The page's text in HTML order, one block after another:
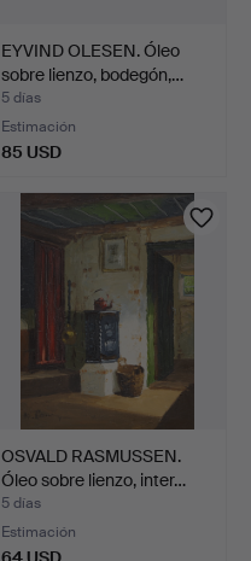
EYVIND OLESEN. Óleo
sobre lienzo, bodegón,…
5 días
Estimación
85 USD
OSVALD RASMUSSEN.
Óleo sobre lienzo, inter…
5 días
Estimación